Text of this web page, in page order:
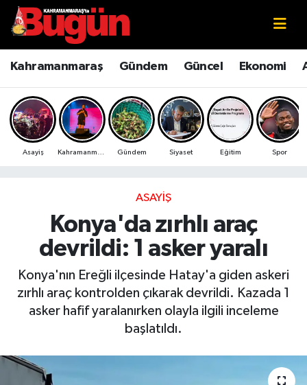
Kahramanmaraş Gündem Güncel Ekonomi
Asayiş Gündem Siyaset Eğitim Spor
ASAYIŞ
Konya'da zırhlı araç
devrildi: 1 asker yaralı
Konya'nın Ereğli ilçesinde Hatay'a giden askeri
zırhlı araç kontrolden çıkarak devrildi. Kazada 1
asker hafif yaralanırken olayla ilgili inceleme
başlatıldı.
Kahramanmaraş
Kahramanmaraş Sokak Röportajları
Bilim ve Teknoloji
Çevre
Ekonomi
Güncel
Kültür Sanat
Kahramanmaraş Nöbetçi Eczaneler
Kahramanmaraş Hava Durumu
Kahramanmaraş Namaz Vakitleri
Kahramanmaraş Trafik Yoğunluk Haritası
Süper Lig Puan Durumu ve Fikstür
Tüm Manşetler
Haber Arşivi